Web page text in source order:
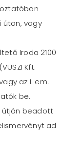
vagy
Iroda 2100
Kft.
az I. em.
be.
útján beadott
ad